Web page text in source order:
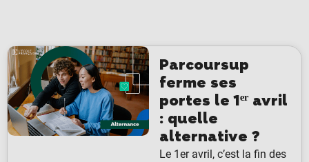
Parcoursup
ferme ses
portes le 1ᵉʳ avril
: quelle
alternative ?
Le 1er avril, c’est la fin des